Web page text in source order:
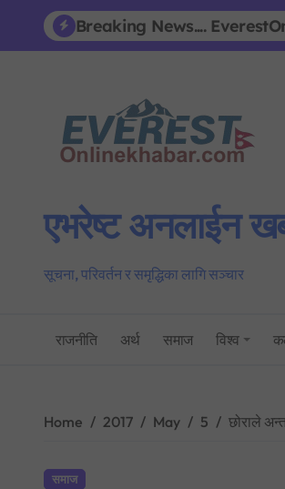
content
Breaking News....
एभरेष्ट अनलाईन
सूचना, परिवर्तन र समृद्धिका लागि सञ्चार
राजनीति अर्थ समाज विश्व
Home 2017 May 5 छोराले
समाज